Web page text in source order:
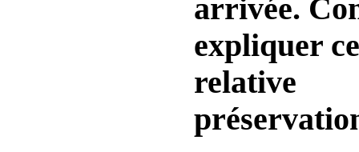
arrivée.
expliquer
relative